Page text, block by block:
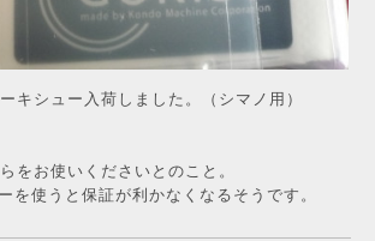
キシュー 入荷しました。（シマノ用）
をお使いくださいとのこと。
を使うと保証が利かなくなるそうです。